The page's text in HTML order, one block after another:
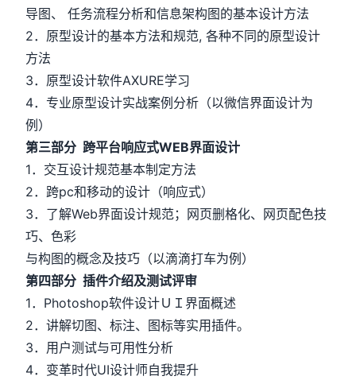
导图、 任务流程分析和信息架构图的基本设计方法
2．原型设计的基本方法和规范, 各种不同的原型设计
方法
3．原型设计软件AXURE学习
4．专业原型设计实战案例分析（以微信界面设计为
例）
第三部分 跨平台响应式WEB界面设计
1．交互设计规范基本制定方法
2．跨pc和移动的设计（响应式）
3．了解Web界面设计规范；网页删格化、网页配色技
巧、色彩
与构图的概念及技巧（以滴滴打车为例）
第四部分 插件介绍及测试评审
1．Photoshop软件设计ＵＩ界面概述
2．讲解切图、标注、图标等实用插件。
3．用户测试与可用性分析
4．变革时代UI设计师自我提升